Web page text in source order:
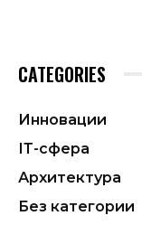
CATEGORIES
Инновации
ІТ-сфера
Архитектура
Без категории